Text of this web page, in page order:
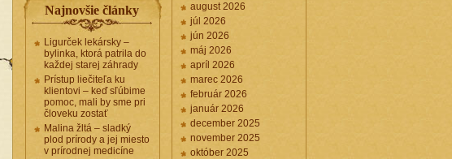
Najnovšie články
Ligurček lekársky –
bylinka, ktorá patrila do
každej starej záhrady
Prístup liečiteľa ku
klientovi – keď sľúbime
pomoc, mali by sme pri
človeku zostať
Malina žltá – sladký
plod prírody a jej miesto
v prírodnej medicíne
august 2026
júl 2026
jún 2026
máj 2026
apríl 2026
marec 2026
február 2026
január 2026
december 2025
november 2025
október 2025